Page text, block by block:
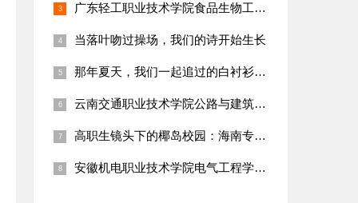
广东轻工职业技术学院食品生物工程学院：“乡村特色食品（腐竹、
当落叶吻过操场，我们的诗开始生长
那年夏天，我们一起追过的白衬衫少年
云南交通职业技术学院公路与建筑工程学院：“乡村通村公路养护与
高职生镜头下的椰岛校园：海南专科生vlog火出圈，日常碎片太
安徽机电职业技术学院电气工程学院：吴宇轩团队守护乡村用电，三